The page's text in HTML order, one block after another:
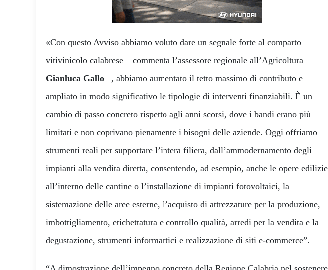
«Con questo Avviso abbiamo voluto dare un segnale forte al comparto
vitivinicolo calabrese – commenta l’assessore regionale all’Agricoltura
Gianluca Gallo –, abbiamo aumentato il tetto massimo di contributo e
ampliato in modo significativo le tipologie di interventi finanziabili. È un
cambio di passo concreto rispetto agli anni scorsi, dove i bandi erano più
limitati e non coprivano pienamente i bisogni delle aziende. Oggi offriamo
strumenti reali per supportare l’intera filiera, dall’ammodernamento degli
impianti alla vendita diretta, consentendo, ad esempio, anche le opere edilizie
all’interno delle cantine o l’installazione di impianti fotovoltaici, la
sistemazione delle aree esterne, l’acquisto di attrezzature per la produzione,
imbottigliamento, etichettatura e controllo qualità, arredi per la vendita e la
degustazione, strumenti informartici e realizzazione di siti e-commerce”.
“A dimostrazione dell’impegno concreto della Regione Calabria nel sostenere